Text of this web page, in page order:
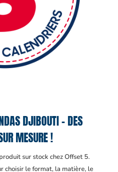
DJIBOUTI – DES
MESURE !
sur stock chez Offset 5.
choisir le format, la matière, le